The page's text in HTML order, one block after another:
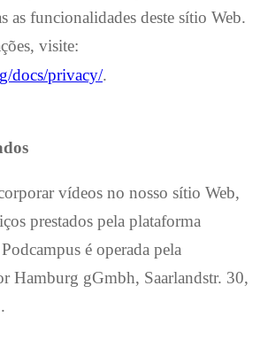
as funcionalidades deste sítio Web.
visite:
docs/privacy/.
vídeos no nosso sítio Web,
prestados pela plataforma
é operada pela
Hamburg gGmbh, Saarlandstr. 30,